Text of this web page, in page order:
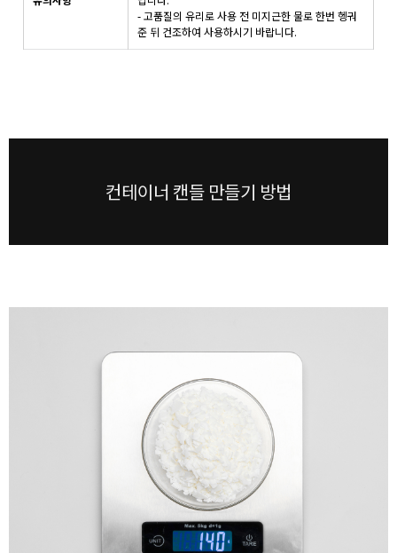
- 고품질의 유리로 사용 전 미지근한 물로 한번 헹궈
준 뒤 건조하여 사용하시기 바랍니다.
컨테이너 캔들 만들기 방법